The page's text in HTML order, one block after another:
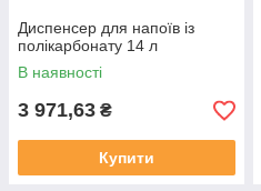
Диспенсер для напоїв із
полікарбонату 14 л
В наявності
3 971,63 ₴
Купити